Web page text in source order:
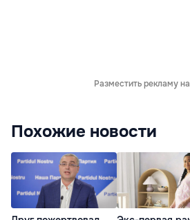
Разместить рекламу
Похожие новости